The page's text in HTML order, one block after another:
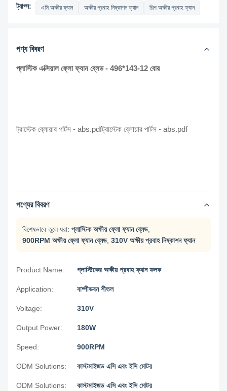
ট্যাগ্স: এসি অক্ষীয় ফ্যান অক্ষীয় প্রবাহ নিষ্কাশন ফ্যান শিল্প অক্ষীয় প্রবাহ ফ্যান
পণ্য বিবরণ
প্লাস্টিক এক্সিয়াল ফ্লো ফ্যান ব্লেড - 496*143-12 বোর
ট্রাস্টেক ব্লোয়ার পার্টস - abs.pdfট্রাস্টেক ব্লোয়ার পার্টস - abs.pdf
পণ্যের বিবরণ
বিশেষভাবে তুলে ধরা: প্লাস্টিক অক্ষীয় ফ্লো ফ্যান ব্লেড
900RPM অক্ষীয় ফ্লো ফ্যান ব্লেড 310V অক্ষীয় প্রবাহ নিষ্কাশন ফ্যান
Product Name: প্লাস্টিকের অক্ষীয় প্রবাহ ফ্যান ফলক
Application: বাষ্পীভবন শীতল
Voltage: 310V
Output Power: 180W
Speed: 900RPM
ODM Solutions: কাস্টমাইজড এসি এবং ইসি মোটর
ODM Solutions: কাস্টমাইজড এসি এবং ইসি মোটর